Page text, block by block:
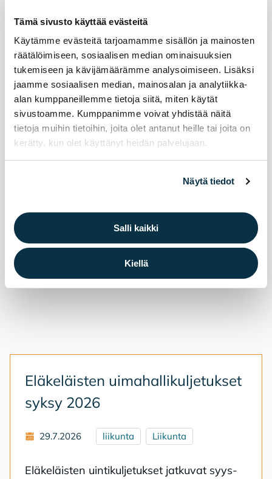
Tämä sivusto käyttää evästeitä
Käytämme evästeitä tarjoamamme sisällön ja mainosten
räätälöimiseen, sosiaalisen median ominaisuuksien
tukemiseen ja kävijämäärämme analysoimiseen. Lisäksi
jaamme sosiaalisen median, mainosalan ja analytiikka-
alan kumppaneillemme tietoja siitä, miten käytät
sivustoamme. Kumppanimme voivat yhdistää näitä
tietoja muihin tietoihin, joita olet antanut heille tai joita on
kerätty, kun olet käyttänyt heidän palvelujaan.
Näytä tiedot
Salli kaikki
Kiellä
dien ha­kuai­ka on al­ka­nut
3.8.2026 harrastukset
Mänt­sä­län kun­ta ha­lu­aa tu­kea mänt­sä­lä­läi­
siä lap­sia ja nuo­ria har­ras­tuss­ti­pen­dil­lä.
Syksyn 2026 harrastusstipendien hakuaika on alkanut
Elä­ke­läis­ten ui­ma­hal­li­kul­je­tuk­set
syk­sy 2026
29.7.2026 liikunta Liikunta
Elä­ke­läis­ten uin­ti­kul­je­tuk­set jat­ku­vat syys­